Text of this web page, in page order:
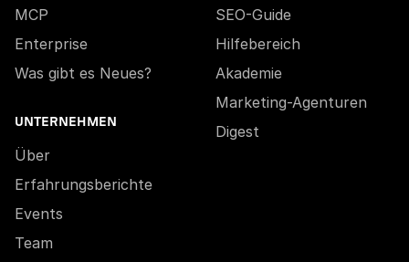
MCP
Enterprise
Was gibt es Neues?
UNTERNEHMEN
Über
Erfahrungsberichte
Events
Team
SEO-Guide
Hilfebereich
Akademie
Marketing-Agenturen
Digest